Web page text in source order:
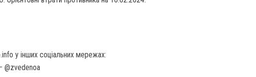
у інших соціальних мережах:
@zvedenoа